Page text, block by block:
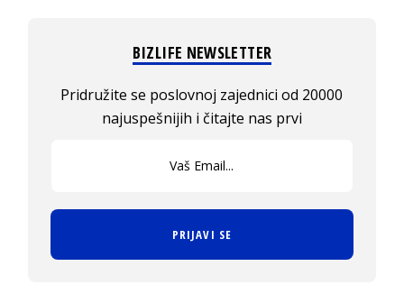
BIZLIFE NEWSLETTER
Pridružite se poslovnoj zajednici od 20000
najuspešnijih i čitajte nas prvi
PRIJAVI SE